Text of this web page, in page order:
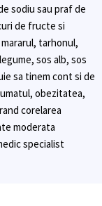
sodiu sau praf de
de fructe si
tarhonul,
sos alb, sos
sa tinem cont si de
obezitatea,
corelarea
moderata
specialist